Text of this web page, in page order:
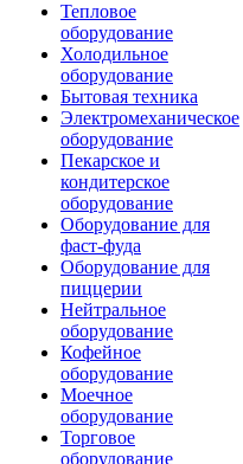
Тепловое
оборудование
Холодильное
оборудование
Бытовая техника
Электромеханическое
оборудование
Пекарское и
кондитерское
оборудование
Оборудование для
фаст-фуда
Оборудование для
пиццерии
Нейтральное
оборудование
Кофейное
оборудование
Моечное
оборудование
Торговое
оборудование